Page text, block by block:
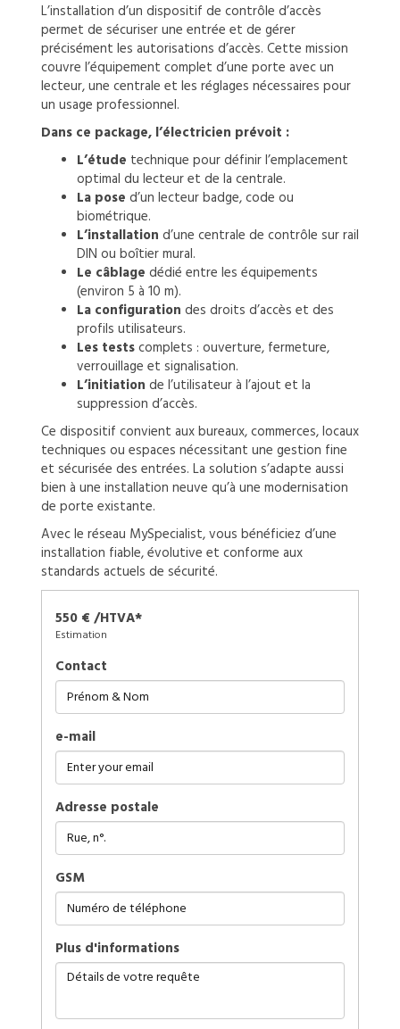
L’installation d’un dispositif de contrôle d’accès
permet de sécuriser une entrée et de gérer
précisément les autorisations d’accès. Cette mission
couvre l’équipement complet d’une porte avec un
lecteur, une centrale et les réglages nécessaires pour
un usage professionnel.
Dans ce package, l’électricien prévoit :
L’étude technique pour définir l’emplacement
optimal du lecteur et de la centrale.
La pose d’un lecteur badge, code ou
biométrique.
L’installation d’une centrale de contrôle sur rail
DIN ou boîtier mural.
Le câblage dédié entre les équipements
(environ 5 à 10 m).
La configuration des droits d’accès et des
profils utilisateurs.
Les testscomplets : ouverture, fermeture,
verrouillage et signalisation.
L’initiation de l’utilisateur à l’ajout et la
suppression d’accès.
Ce dispositif convient aux bureaux, commerces, locaux
techniques ou espaces nécessitant une gestion fine
et sécurisée des entrées. La solution s’adapte aussi
bien à une installation neuve qu’à une modernisation
de porte existante.
Avec le réseau MySpecialist, vous bénéficiez d’une
installation fiable, évolutive et conforme aux
standards actuels de sécurité.
550 € /HTVA*
Estimation
Contact
e-mail
Adresse postale
GSM
plus d'informations